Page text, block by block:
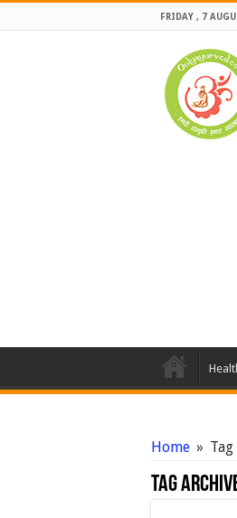
FRIDAY , 7
Home »
Tag